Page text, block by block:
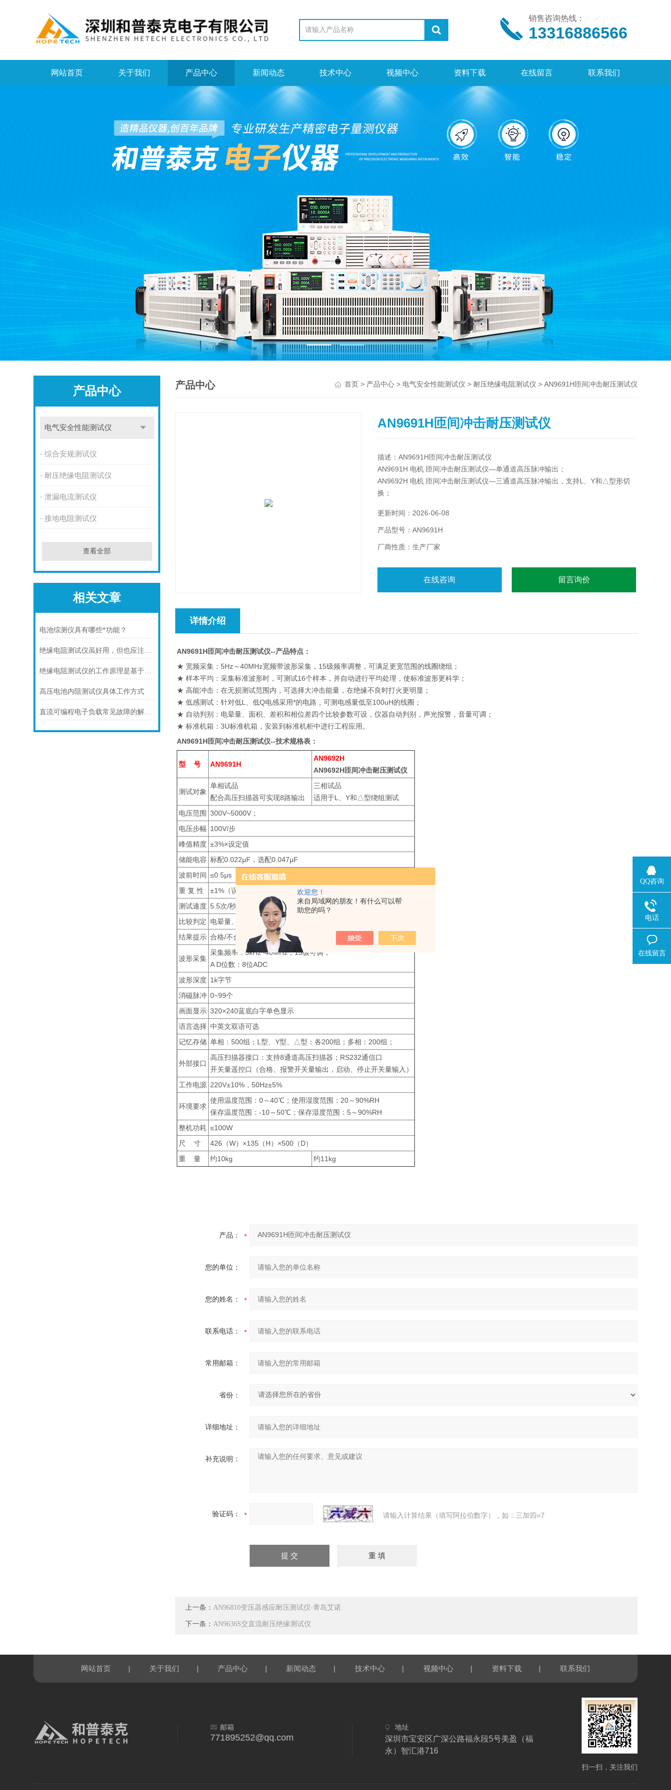
欢迎您！
来自局域网的朋友！有什么可以帮
助您的吗？
销售咨询热线：
13316886566
网站首页 关于我们 产品中心 新闻动态 技术中心 视频中心 资料下载 在线留言 联系我们
产品中心
电气安全性能测试仪
综合安规测试仪
耐压绝缘电阻测试仪
泄漏电流测试仪
接地电阻测试仪
查看全部
相关文章
电池综测仪具有哪些*功能？
绝缘电阻测试仪虽好用，但也应注意这些
绝缘电阻测试仪的工作原理是基于欧姆定律和电容器充放电原理
高压电池内阻测试仪具体工作方式
直流可编程电子负载常见故障的解决方法
产品中心 首页> 产品中心> 电气安全性能测试仪 > 耐压绝缘电阻测试仪 > AN9691H匝间冲击耐压测试仪
AN9691H匝间冲击耐压测试仪
描述：AN9691H匝间冲击耐压测试仪
AN9691H 电机 匝间冲击耐压测试仪—单通道高压脉冲输出；
AN9692H 电机 匝间冲击耐压测试仪—三通道高压脉冲输出，支持L、Y和△型形切
换；
更新时间：2026-06-08
产品型号：AN9691H
厂商性质：生产厂家
在线咨询 留言询价
详情介绍
AN9691H匝间冲击耐压测试仪--产品特点：
★ 宽频采集：5Hz～40MHz宽频带波形采集，15级频率调整，可满足更宽范围的线圈绕组；
★ 样本平均：采集标准波形时，可测试16个样本，并自动进行平均处理，使标准波形更科学；
★ 高能冲击：在无损测试范围内，可选择大冲击能量，在绝缘不良时打火更明显；
★ 低感测试：针对低L、低Q电感采用*的电路，可测电感量低至100uH的线圈；
★ 自动判别：电晕量、面积、差积和相位差四个比较参数可设，仪器自动判别，声光报警，音量可调；
★ 标准机箱：3U标准机箱，安装到标准机柜中进行工程应用。
AN9691H匝间冲击耐压测试仪--技术规格表：
型 号 AN9691H
AN9692H
AN9692H匝间冲击耐压测试仪
测试对象
单相试品
配合高压扫描器可实现8路输出
三相试品
适用于L、Y和△型绕组测试
电压范围 300V~5000V；
电压步幅 100V/步
峰值精度 ±3%×设定值
储能电容 标配0.022μF，选配0.047μF
波前时间 ≤0.5μs
重 复 性
±1%（误差值）
测试速度 5.5次/秒
比较判定 电晕量、面积、差面积、相位差
结果提示 合格/不合格，声光报警、音量可调
波形采集
采集频率：5kHz~40MHz，15级可调；
A D位数：8位ADC
波形深度 1k字节
消磁脉冲 0~99个
画面显示 320×240蓝底白字单色显示
语言选择 中英文双语可选
记忆存储 单相：500组；L型、Y型、△型：各200组；多相：200组；
外部接口
高压扫描器接口：支持8通道高压扫描器；RS232通信口
开关量遥控口（合格、报警开关量输出，启动、停止开关量输入）
工作电源 220V±10%，50Hz±5%
环境要求
使用温度范围：0～40℃；使用湿度范围：20～90%RH
保存温度范围：-10～50℃；保存湿度范围：5～90%RH
整机功耗 ≤100W
尺 寸
426（W）×135（H）×500（D）
重 量
约10kg 约11kg
产品：
您的单位：
您的姓名：
联系电话：
常用邮箱：
省份：
详细地址：
补充说明：
验证码： 请输入计算结果（填写阿拉伯数字），如：三加四=7
上一条： AN96810变压器感应耐压测试仪-青岛艾诺
下一条： AN9636S交直流耐压绝缘测试仪
网站首页 | 关于我们 | 产品中心 | 新闻动态 | 技术中心 | 视频中心 | 资料下载 | 联系我们
邮箱
771895252@qq.com
地址
深圳市宝安区广深公路福永段5号美盈（福
永）智汇港716
扫一扫，关注我们
QQ咨询
电话
在线留言